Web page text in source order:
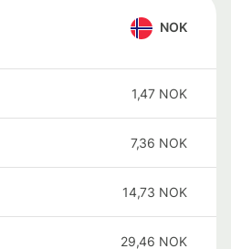
NOK
1,47 NOK
7,36 NOK
14,73 NOK
29,46 NOK